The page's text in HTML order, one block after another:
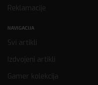
Reklamacije
NAVIGACIJA
Svi artikli
Izdvojeni artikli
Gamer kolekcija